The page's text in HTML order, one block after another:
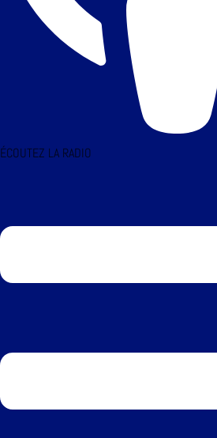
ÉCOUTEZ LA RADIO